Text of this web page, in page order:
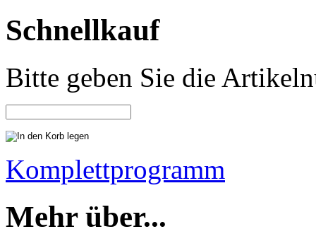
Schnellkauf
Bitte geben Sie die
Komplettprogramm
Mehr über...